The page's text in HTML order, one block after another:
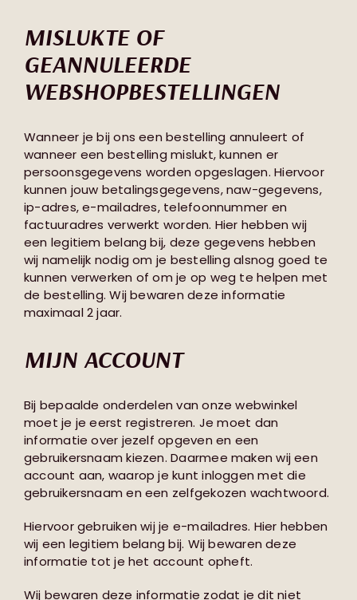
MISLUKTE OF
GEANNULEERDE
WEBSHOPBESTELLINGEN
Wanneer je bij ons een bestelling annuleert of
wanneer een bestelling mislukt, kunnen er
persoonsgegevens worden opgeslagen. Hiervoor
kunnen jouw betalingsgegevens, naw-gegevens,
ip-adres, e-mailadres, telefoonnummer en
factuuradres verwerkt worden. Hier hebben wij
een legitiem belang bij, deze gegevens hebben
wij namelijk nodig om je bestelling alsnog goed te
kunnen verwerken of om je op weg te helpen met
de bestelling. Wij bewaren deze informatie
maximaal 2 jaar.
MIJN ACCOUNT
Bij bepaalde onderdelen van onze webwinkel
moet je je eerst registreren. Je moet dan
informatie over jezelf opgeven en een
gebruikersnaam kiezen. Daarmee maken wij een
account aan, waarop je kunt inloggen met die
gebruikersnaam en een zelfgekozen wachtwoord.
Hiervoor gebruiken wij je e-mailadres. Hier hebben
wij een legitiem belang bij. Wij bewaren deze
informatie tot je het account opheft.
Wij bewaren deze informatie zodat je dit niet